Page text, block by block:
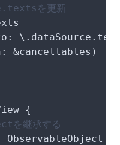
を更新
&cancellables)
{
継承する
{